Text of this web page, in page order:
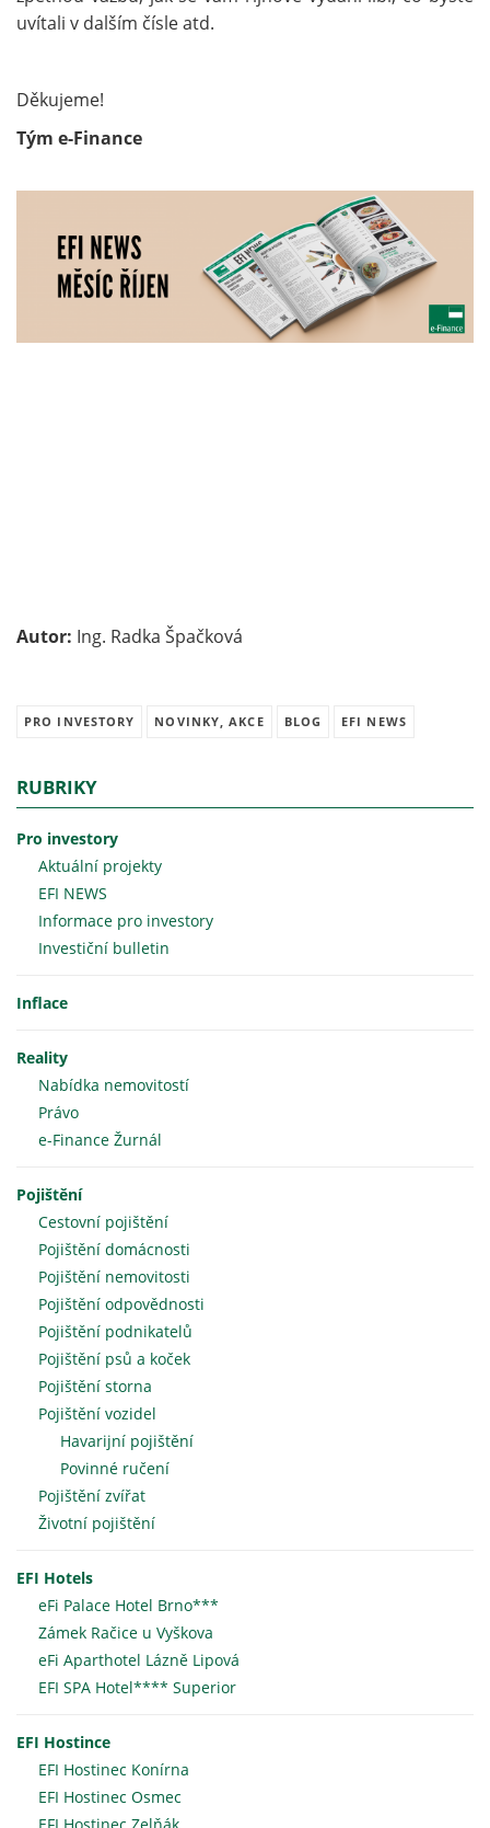
uvítali v dalším čísle atd.
Děkujeme!
Tým e-Finance
Autor: Ing. Radka Špačková
PRO INVESTORY NOVINKY, AKCE BLOG EFI NEWS
RUBRIKY
Pro investory
Aktuální projekty
EFI NEWS
Informace pro investory
Investiční bulletin
Inflace
Reality
Nabídka nemovitostí
Právo
e-Finance Žurnál
Pojištění
Cestovní pojištění
Pojištění domácnosti
Pojištění nemovitosti
Pojištění odpovědnosti
Pojištění podnikatelů
Pojištění psů a koček
Pojištění storna
Pojištění vozidel
Havarijní pojištění
Povinné ručení
Pojištění zvířat
Životní pojištění
EFI Hotels
eFi Palace Hotel Brno***
Zámek Račice u Vyškova
eFi Aparthotel Lázně Lipová
EFI SPA Hotel**** Superior
EFI Hostince
EFI Hostinec Konírna
EFI Hostinec Osmec